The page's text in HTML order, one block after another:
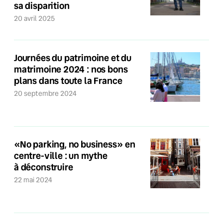
sa disparition
20 avril 2025
Journées du patrimoine et du
matrimoine 2024 : nos bons
plans dans toute la France
20 septembre 2024
«No parking, no business» en
centre-ville : un mythe
à déconstruire
22 mai 2024